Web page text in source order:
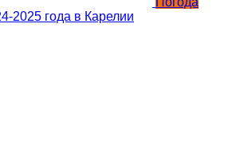
2025 года в Карелии